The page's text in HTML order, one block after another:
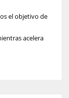
el objetivo de
acelera